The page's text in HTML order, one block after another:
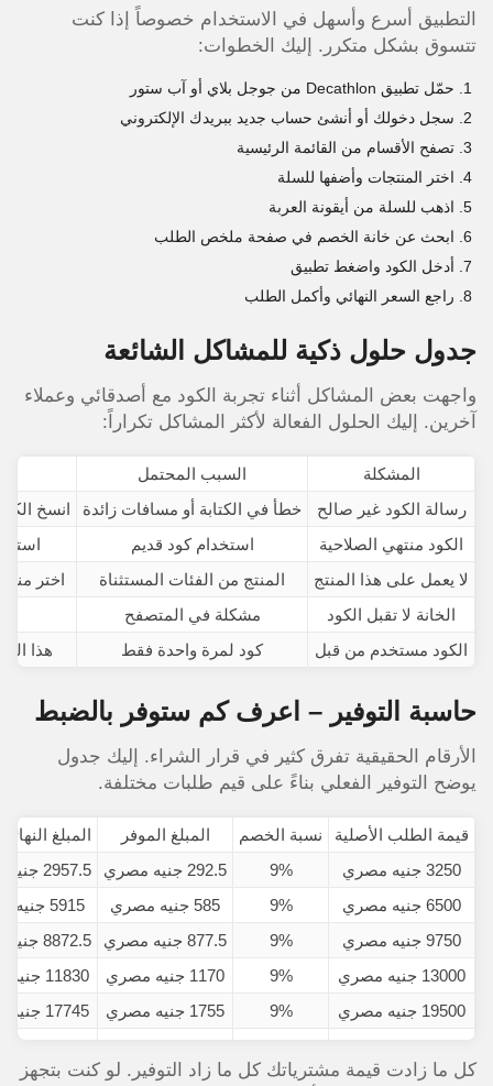
التطبيق أسرع وأسهل في الاستخدام خصوصاً إذا كنت
تتسوق بشكل متكرر. إليك الخطوات:
حمّل تطبيق Decathlon من جوجل بلاي أو آب ستور
سجل دخولك أو أنشئ حساب جديد ببريدك الإلكتروني
تصفح الأقسام من القائمة الرئيسية
اختر المنتجات وأضفها للسلة
اذهب للسلة من أيقونة العربة
ابحث عن خانة الخصم في صفحة ملخص الطلب
أدخل الكود واضغط تطبيق
راجع السعر النهائي وأكمل الطلب
جدول حلول ذكية للمشاكل الشائعة
واجهت بعض المشاكل أثناء تجربة الكود مع أصدقائي وعملاء
آخرين. إليك الحلول الفعالة لأكثر المشاكل تكراراً:
المشكلة
السبب المحتمل
رسالة الكود غير صالح
خطأ في الكتابة أو مسافات زائدة
انسخ
الكود منتهي الصلاحية
استخدام كود قديم
لا يعمل على هذا المنتج
المنتج من الفئات المستثناة
اختر
الخانة لا تقبل الكود
مشكلة في المتصفح
الكود مستخدم من قبل
كود لمرة واحدة فقط هذا
حاسبة التوفير – اعرف كم ستوفر بالضبط
الأرقام الحقيقية تفرق كثير في قرار الشراء. إليك جدول
يوضح التوفير الفعلي بناءً على قيم طلبات مختلفة.
قيمة الطلب الأصلية نسبة الخصم المبلغ الموفر
المبلغ
3250 جنيه مصري
9% 292.5 جنيه مصري
2957.5 جنيه مصري
6500 جنيه مصري
9% 585 جنيه مصري
5915 جنيه مصري
9750 جنيه مصري
9% 877.5 جنيه مصري
8872.5 جنيه مصري
13000 جنيه مصري
9% 1170 جنيه مصري
11830 جنيه مصري
19500 جنيه مصري
9% 1755 جنيه مصري
17745 جنيه مصري
كل ما زادت قيمة مشترياتك كل ما زاد التوفير. لو كنت بتجهز